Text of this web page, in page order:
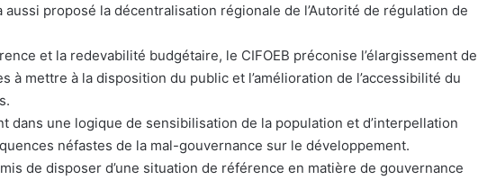
aussi proposé la décentralisation régionale de l’Autorité de régulation de
et la redevabilité budgétaire, le CIFOEB préconise l’élargissement de
à mettre à la disposition du public et l’amélioration de l’accessibilité du
dans une logique de sensibilisation de la population et d’interpellation
néfastes de la mal-gouvernance sur le développement.
de disposer d’une situation de référence en matière de gouvernance